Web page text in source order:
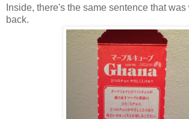
Inside, there's the same sentence that
back.